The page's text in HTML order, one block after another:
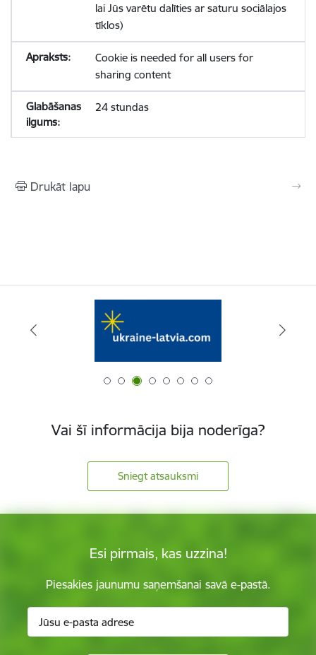
lai Jūs varētu dalīties ar saturu sociālajos
tīklos)
Cookie is needed for all users for
sharing content
24 stundas
Drukāt lapu
Vai šī informācija bija noderīga?
Sniegt atsauksmi
Esi pirmais, kas uzzina!
Piesakies jaunumu saņemšanai savā e-pastā.